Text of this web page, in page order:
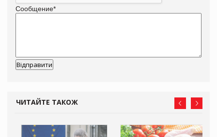
Сообщение*
ЧИТАЙТЕ ТАКОЖ